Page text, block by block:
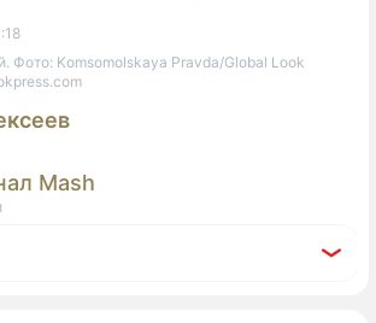
Фото: Komsomolskaya Pravda/Global Look
Mash